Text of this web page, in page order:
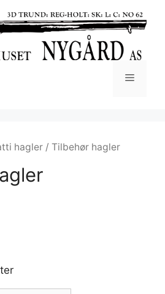
hagler / Tilbehør hagler